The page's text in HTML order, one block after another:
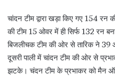
चांदन टीम द्वारा खड़ा किए गए 154 रन
की टीम 15 ओवर में ही सिर्फ 132 रन
बिजलीचक टीम की ओर से तारिक ने 39
दूसरी पाली में चांदन टीम की ओर से
झटके। चंदन टीम के प्रभाकर को मैन ऑफ